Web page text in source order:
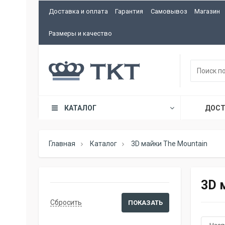
Доставка и оплата Гарантия Самовывоз Магазин
Размеры и качество
КАТАЛОГ
Главная Каталог 3D майки The Mountain
3D